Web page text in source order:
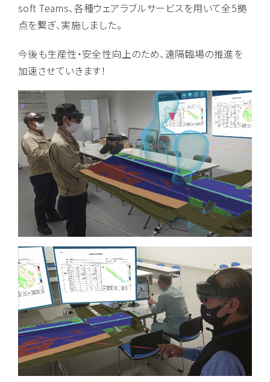
soft Teams、各種ウェアラブルサービスを用いて全5拠
点を繋ぎ、実施しました。
今後も生産性・安全性向上のため、遠隔臨場の推進を
加速させていきます！